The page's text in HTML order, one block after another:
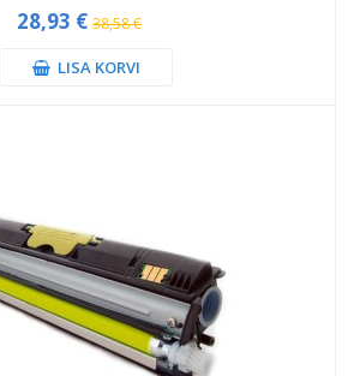
28,93 € 38,58 €
LISA KORVI